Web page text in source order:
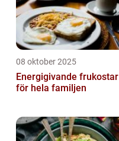
08 oktober 2025
Energigivande frukostar
för hela familjen